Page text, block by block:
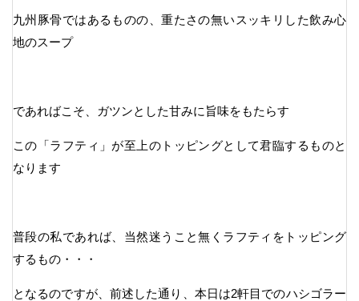
九州豚骨ではあるものの、重たさの無いスッキリした飲み心
地のスープ
であればこそ、ガツンとした甘みに旨味をもたらす
この「ラフティ」が至上のトッピングとして君臨するものと
なります
普段の私であれば、当然迷うこと無くラフティをトッピング
するもの・・・
となるのですが、前述した通り、本日は2軒目でのハシゴラー